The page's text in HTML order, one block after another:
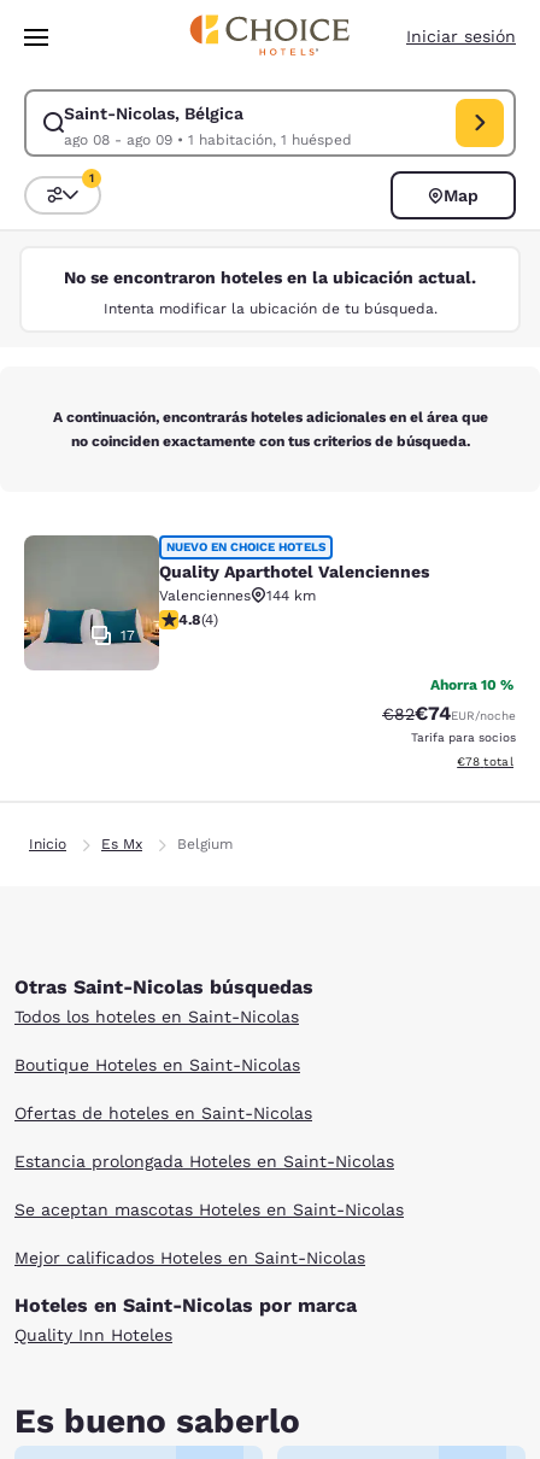
Pasar A Contenido Principal
Iniciar sesión
Saint-Nicolas, Bélgica
ago 08 - ago 09• 1 habitación, 1 huésped
Modificar la búsqueda de Saint-Nicolas, Bélgica. Fecha de check-in
Ordenar y filtrar
1
Map
No se encontraron hoteles en la ubicación actual.
Intenta modificar la ubicación de tu búsqueda.
A continuación, encontrarás hoteles adicionales en el área que
no coinciden exactamente con tus criterios de búsqueda.
Quality Aparthotel Valenciennes
17
NUEVO EN CHOICE HOTELS
Quality Aparthotel Valenciennes
Valenciennes
144 km
calificación de 4.75 estrellas. Excepcional. 4 reseñas
4.8(4)
Ahorra 10 %
Precio tachado:
€82Precio con
€74EUR/noche
Tarifa para socios
Ver detalles
€78 total
Inicio Es Mx Belgium
Otras Saint-Nicolas búsquedas
Todos los hoteles en Saint-Nicolas
Boutique Hoteles en Saint-Nicolas
Ofertas de hoteles en Saint-Nicolas
Estancia prolongada Hoteles en Saint-Nicolas
Se aceptan mascotas Hoteles en Saint-Nicolas
Mejor calificados Hoteles en Saint-Nicolas
Hoteles en Saint-Nicolas por marca
Quality Inn Hoteles
Es bueno saberlo